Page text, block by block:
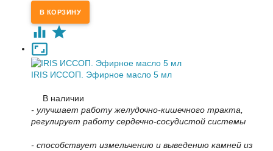
IRIS ИССОП. Эфирное масло 5 мл
В наличии
- улучшает работу желудочно-кишечного тракта,
регулирует работу сердечно-сосудистой системы
- способствует измельчению и выведению камней из